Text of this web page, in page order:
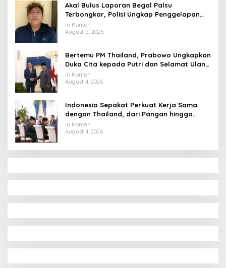
Akal Bulus Laporan Begal Palsu
Terbongkar, Polisi Ungkap Penggelapan
Uang Perusahaan untuk Crypto
In Konten
August 5, 2026
Bertemu PM Thailand, Prabowo Ungkapkan
Duka Cita kepada Putri dan Selamat Ulang
Tahun ke Raja Thailand
In Konten
August 4, 2026
Indonesia Sepakat Perkuat Kerja Sama
dengan Thailand, dari Pangan hingga
Ekonomi Digital
In Konten
August 4, 2026